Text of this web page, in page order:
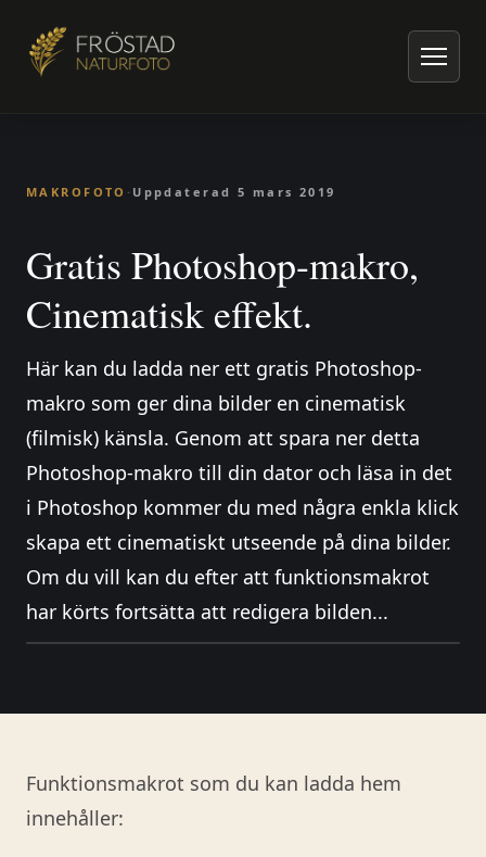
Artiklar om naturfoto
Makrofoto
Gratis Photoshop-makro, Cinematisk effekt.
MAKROFOTO · Uppdaterad 5 mars 2019
Gratis Photoshop-makro,
Cinematisk effekt.
Här kan du ladda ner ett gratis Photoshop-
makro som ger dina bilder en cinematisk
(filmisk) känsla. Genom att spara ner detta
Photoshop-makro till din dator och läsa in det
i Photoshop kommer du med några enkla klick
skapa ett cinematiskt utseende på dina bilder.
Om du vill kan du efter att funktionsmakrot
har körts fortsätta att redigera bilden...
Funktionsmakrot som du kan ladda hem
innehåller: